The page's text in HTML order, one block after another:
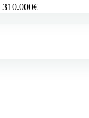
310.000€